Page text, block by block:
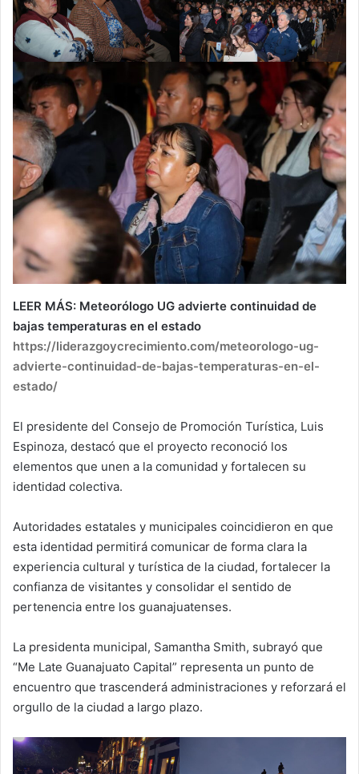
LEER MÁS: Meteorólogo UG advierte continuidad de
bajas temperaturas en el estado
https://liderazgoycrecimiento.com/meteorologo-ug-
advierte-continuidad-de-bajas-temperaturas-en-el-
estado/
El presidente del Consejo de Promoción Turística, Luis
Espinoza, destacó que el proyecto reconoció los
elementos que unen a la comunidad y fortalecen su
identidad colectiva.
Autoridades estatales y municipales coincidieron en que
esta identidad permitirá comunicar de forma clara la
experiencia cultural y turística de la ciudad, fortalecer la
confianza de visitantes y consolidar el sentido de
pertenencia entre los guanajuatenses.
La presidenta municipal, Samantha Smith, subrayó que
“Me Late Guanajuato Capital” representa un punto de
encuentro que trascenderá administraciones y reforzará el
orgullo de la ciudad a largo plazo.